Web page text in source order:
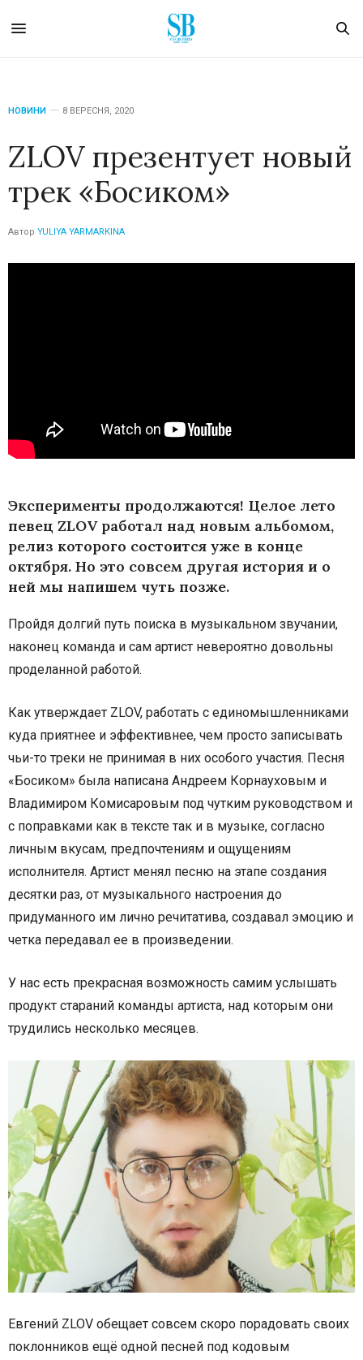
НОВИНИ 8 ВЕРЕСНЯ, 2020
ZLOV презентует новый
трек «Босиком»
Автор YULIYA YARMARKINA
Эксперименты продолжаются! Целое лето
певец ZLOV работал над новым альбомом,
релиз которого состоится уже в конце
октября. Но это совсем другая история и о
ней мы напишем чуть позже.
Пройдя долгий путь поиска в музыкальном звучании,
наконец команда и сам артист невероятно довольны
проделанной работой.
Как утверждает ZLOV, работать с единомышленниками
куда приятнее и эффективнее, чем просто записывать
чьи-то треки не принимая в них особого участия. Песня
«Босиком» была написана Андреем Корнауховым и
Владимиром Комисаровым под чутким руководством и
с поправками как в тексте так и в музыке, согласно
личным вкусам, предпочтениям и ощущениям
исполнителя. Артист менял песню на этапе создания
десятки раз, от музыкального настроения до
придуманного им лично речитатива, создавал эмоцию и
четка передавал ее в произведении.
У нас есть прекрасная возможность самим услышать
продукт стараний команды артиста, над которым они
трудились несколько месяцев.
Евгений ZLOV обещает совсем скоро порадовать своих
поклонников ещё одной песней под кодовым